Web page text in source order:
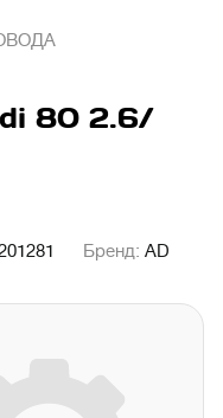
80 2.6/
Бренд: AD